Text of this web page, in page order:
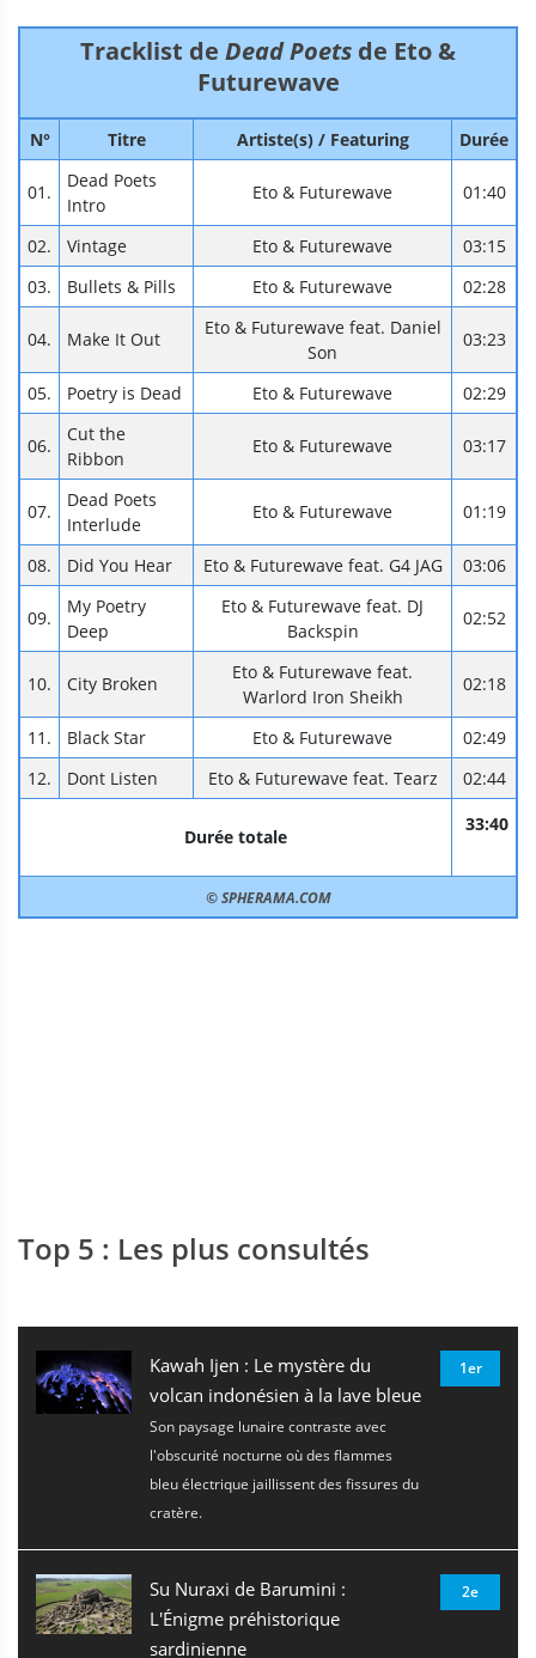
Tracklist de Dead Poets de Eto &
Futurewave
N° Titre Artiste(s) / Featuring Durée
© SPHERAMA.COM
01.
Dead Poets
Intro
Eto & Futurewave 01:40
02. Vintage Eto & Futurewave
03:15
03.
Bullets & Pills Eto & Futurewave 02:28
04. Make It Out
Eto & Futurewave feat. Daniel
Son
03:23
05. Poetry is Dead Eto & Futurewave 02:29
06.
Cut the
Ribbon
Eto & Futurewave 03:17
07.
Dead Poets
Interlude
Eto & Futurewave 01:19
08. Did You Hear Eto & Futurewave feat. G4 JAG 03:06
09.
My Poetry
Deep
Eto & Futurewave feat. DJ
Backspin
02:52
10. City Broken
Eto & Futurewave feat.
Warlord Iron Sheikh
02:18
11. Black Star Eto & Futurewave
02:49
12.
Dont Listen Eto & Futurewave feat. Tearz 02:44
Durée totale
33:40
Top 5 : Les plus consultés
Kawah Ijen : Le mystère du
volcan indonésien à la lave bleue
Son paysage lunaire contraste avec
l'obscurité nocturne où des flammes
bleu électrique jaillissent des fissures du
cratère.
1er
Su Nuraxi de Barumini :
L'Énigme préhistorique
sardinienne
2e